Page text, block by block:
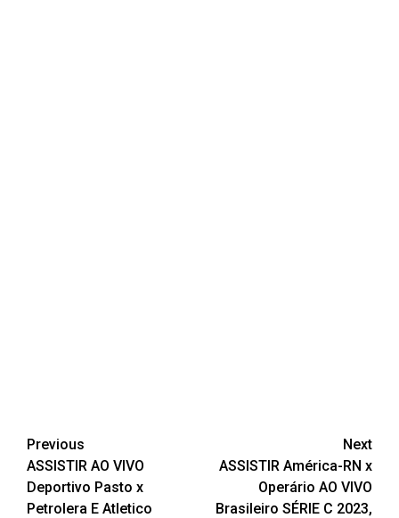
Post
navigation
Previous
ASSISTIR AO VIVO
Deportivo Pasto x
Petrolera E Atletico
Next
ASSISTIR América-RN x
Operário AO VIVO
Brasileiro SÉRIE C 2023,